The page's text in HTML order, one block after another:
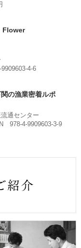
4-6
の漁業密着ルポ
通センター
4-9909603-3-9